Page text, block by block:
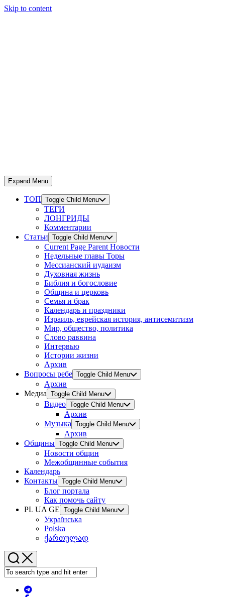
Skip to content
Expand Menu
ТОП Toggle Child Menu
ТЕГИ
ЛОНГРИДЫ
Комментарии
Статьи Toggle Child Menu
Current Page Parent Новости
Недельные главы Торы
Мессианский иудаизм
Духовная жизнь
Библия и богословие
Община и церковь
Семья и брак
Календарь и праздники
Израиль, еврейская история, антисемитизм
Мир, общество, политика
Слово раввина
Интервью
Истории жизни
Архив
Вопросы ребе Toggle Child Menu
Архив
Медиа Toggle Child Menu
Видео Toggle Child Menu
Архив
Музыка Toggle Child Menu
Архив
Общины Toggle Child Menu
Новости общин
Межобщинные события
Календарь
Контакты Toggle Child Menu
Блог портала
Как помочь сайту
PL UA GE Toggle Child Menu
Українська
Polska
ქართულად